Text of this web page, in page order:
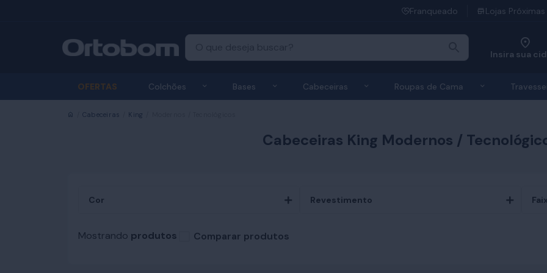
Franqueado Lojas Próximas
Insira sua
OFERTAS Colchões Exibir submenu de Colchões
Bases Exibir submenu de Bases
Cabeceiras Exibir submenu de Cabeceiras
Roupas de Cama Exibir
Início
Cabeceiras King
Cabeceiras King Modernos /
Cor Revestimento
Mostrando produtos Comparar produtos